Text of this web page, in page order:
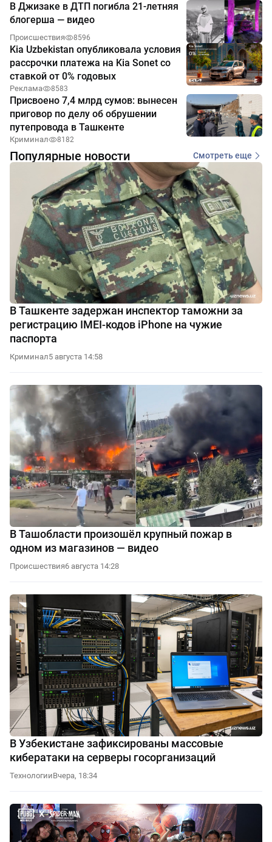
В Джизаке в ДТП погибла 21-летняя
блогерша — видео
Происшествия 8596
Kia Uzbekistan опубликовала условия
рассрочки платежа на Kia Sonet со
ставкой от 0% годовых
Реклама 8583
Присвоено 7,4 млрд сумов: вынесен
приговор по делу об обрушении
путепровода в Ташкенте
Криминал 8182
Популярные новости Смотреть еще
В Ташкенте задержан инспектор таможни за
регистрацию IMEI-кодов iPhone на чужие
паспорта
Криминал5 августа 14:58
В Ташобласти произошёл крупный пожар в
одном из магазинов — видео
Происшествия6 августа 14:28
В Узбекистане зафиксированы массовые
кибератаки на серверы госорганизаций
ТехнологииВчера, 18:34